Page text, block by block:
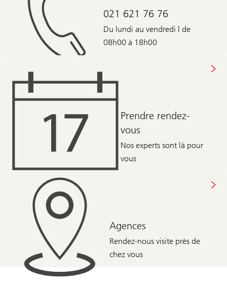
021 621 76 76
Du lundi au vendredi | de
08h00 à 18h00
Prendre rendez-
vous
Nos experts sont là pour
vous
Agences
Rendez-nous visite près de
chez vous